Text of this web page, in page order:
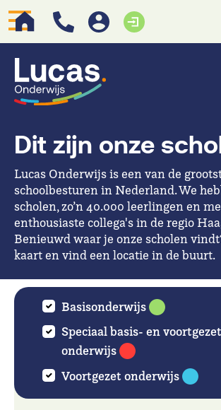
Dit zijn onze
Lucas Onderwijs is een van de
schoolbesturen in Nederland. We
scholen, zo’n 40.000 leerlingen en
enthousiaste collega's in de regio
Benieuwd waar je onze scholen
kaart en vind een locatie in de buurt.
Basisonderwijs
Speciaal basis- en voortgezet
onderwijs
Voortgezet onderwijs